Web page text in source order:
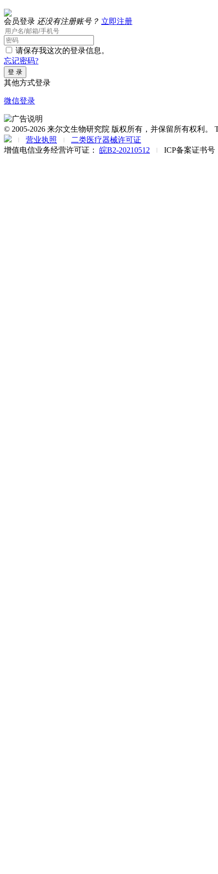
会员登录 还没有注册账号？ 立即注册
请保存我这次的登录信息。
忘记密码?
其他方式登录
微信登录
© 2005-2026 来尔文生物研究院 版权所有，并保留所有权利。
营业执照
二类医疗器械许可证
增值电信业务经营许可证： 皖B2-20210512 ICP备案证书